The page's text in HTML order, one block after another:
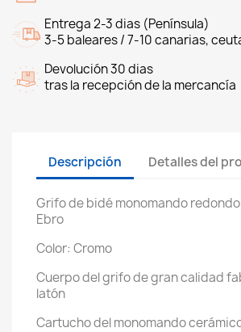
Entrega 2-3 dias (Península)
3-5 baleares / 7-10 canarias,
Devolución 30 dias
tras la recepción de la mercancía
Descripción Detalles del
Grifo de bidé monomando
Ebro
Color: Cromo
Cuerpo del grifo de gran calidad
latón
Cartucho del monomando